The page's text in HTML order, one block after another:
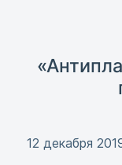
12 декабря